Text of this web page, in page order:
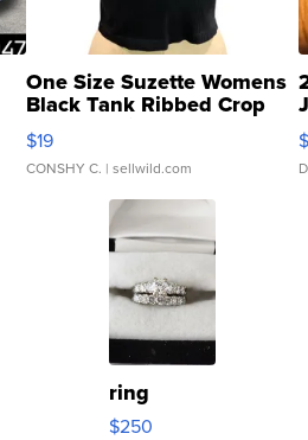
One Size Suzette Womens
Black Tank Ribbed Crop
Asymmetrical ...
$19
CONSHY C. | sellwild.com
ring
$250